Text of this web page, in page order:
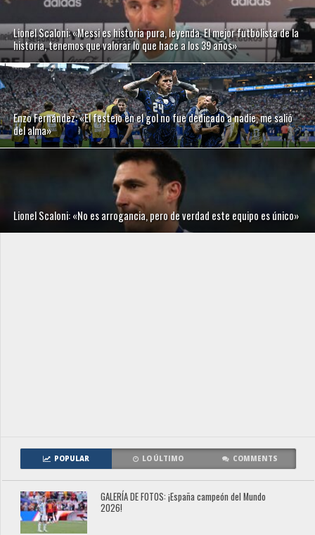
Lionel Scaloni: «Messi es historia pura, leyenda. El mejor futbolista de la
historia, tenemos que valorar lo que hace a los 39 años»
Enzo Fernández: «El festejo en el gol no fue dedicado a nadie, me salió
del alma»
Lionel Scaloni: «No es arrogancia, pero de verdad este equipo es único»
POPULAR LO ÚLTIMO COMMENTS
GALERÍA DE FOTOS: ¡España campeón del Mundo
2026!